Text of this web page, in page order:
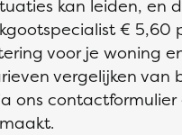
kan leiden, en
€ 5,60
voor je woning
vergelijken van
ons